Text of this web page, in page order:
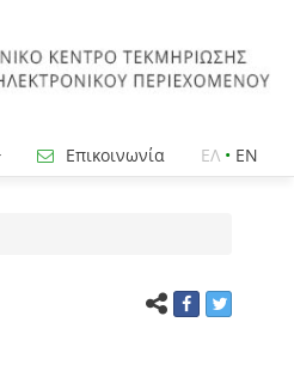
Επικοινωνία ΕΛ • EN